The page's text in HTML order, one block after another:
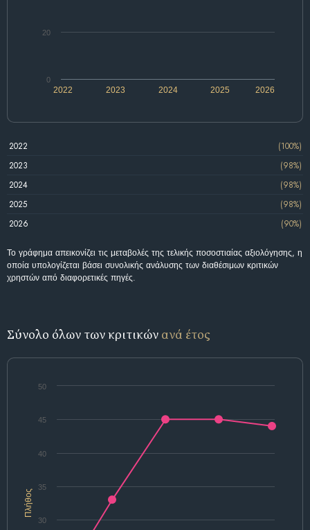
2022 2024 2026
2023 2025
0
20
2022
(100%)
2023
(98%)
2024
(98%)
2025
(98%)
2026
(90%)
Το γράφημα απεικονίζει τις μεταβολές της τελικής ποσοστιαίας αξιολόγησης, η
οποία υπολογίζεται βάσει συνολικής ανάλυσης των διαθέσιμων κριτικών
χρηστών από διαφορετικές πηγές.
Σύνολο όλων των κριτικών ανά έτος
Πλήθος
30
35
40
45
50